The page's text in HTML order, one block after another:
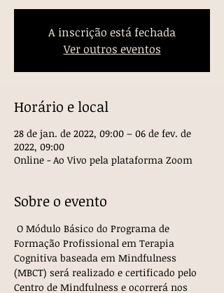
A inscrição está fechada
Ver outros eventos
Horário e local
28 de jan. de 2022, 09:00 – 06 de fev. de
2022, 09:00
Online - Ao Vivo pela plataforma Zoom
Sobre o evento
O Módulo Básico do Programa de
Formação Profissional em Terapia
Cognitiva baseada em Mindfulness
(MBCT) será realizado e certificado pelo
Centro de Mindfulness e ocorrerá nos